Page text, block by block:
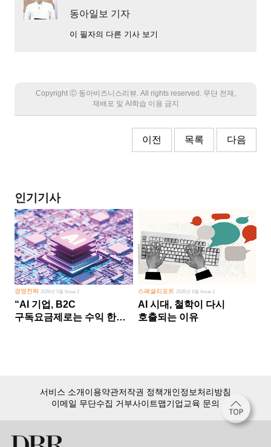
동아일보 기자
이 필자의 다른 기사 보기
Copyright Ⓒ 동아비즈니스리뷰. All rights reserved. 무단 전재,
재배포 및 AI학습 이용 금지
이전 목록 다음
인기기사
경영전략2026년 5월 Issue 2
“AI 기업, B2C
구독요금제로는 수익 한계
스페셜리포트 2026년 8월 Issue 1
AI 시대, 철학이 다시
호출되는 이유
서비스 소개이용약관저작권 정책개인정보처리방침
이메일 무단수집 거부사이트맵기업교육 문의